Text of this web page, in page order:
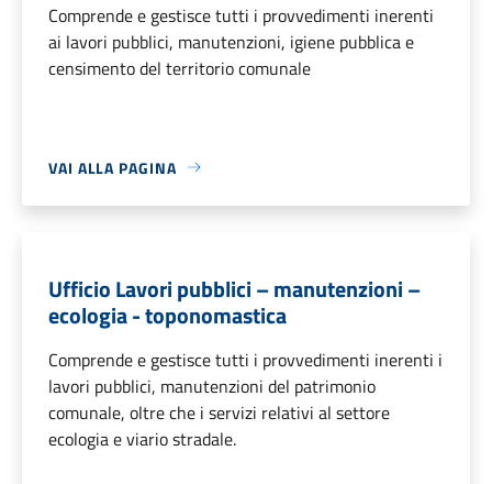
Comprende e gestisce tutti i provvedimenti inerenti
ai lavori pubblici, manutenzioni, igiene pubblica e
censimento del territorio comunale
VAI ALLA PAGINA
Ufficio Lavori pubblici – manutenzioni –
ecologia - toponomastica
Comprende e gestisce tutti i provvedimenti inerenti i
lavori pubblici, manutenzioni del patrimonio
comunale, oltre che i servizi relativi al settore
ecologia e viario stradale.